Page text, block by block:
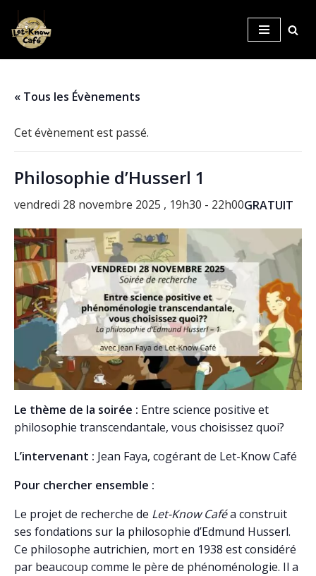
Aller
au
« Tous les Évènements
Cet évènement est passé.
Philosophie d’Husserl 1
vendredi 28 novembre 2025 , 19h30 - 22h00GRATUIT
Le thème de la soirée : Entre science positive et
philosophie transcendantale, vous choisissez quoi?
L’intervenant : Jean Faya, cogérant de Let-Know Café
Pour chercher ensemble :
Le projet de recherche de Let-Know Caféa construit
ses fondations sur la philosophie d’Edmund Husserl.
Ce philosophe autrichien, mort en 1938 est considéré
par beaucoup comme le père de phénoménologie. Il a